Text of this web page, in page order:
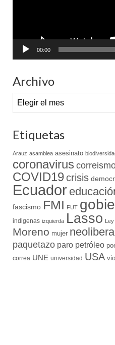
00:00
Archivo
Archivo
Etiquetas
Arauz asamblea asesinato
coronavirus
COVID19crisis
Ecuador
fascismo FMI FUT
indigenas izquierda Lasso Ley
Moreno mujer
paquetazo paro petróleo
correa UNE universidad USA